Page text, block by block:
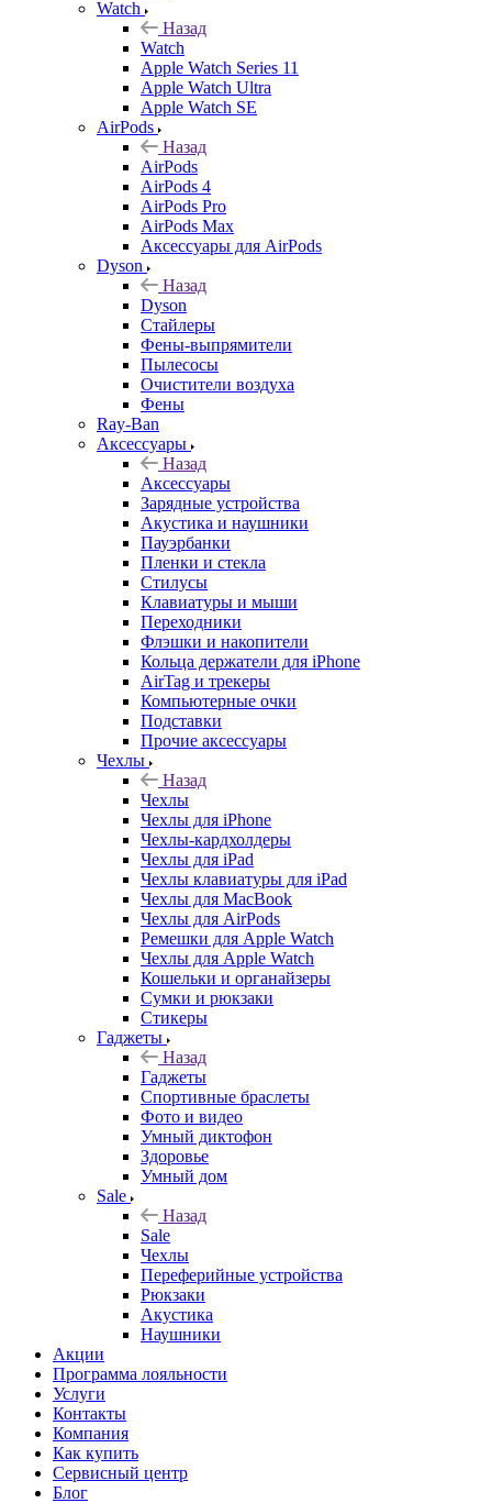
Watch
Назад
Watch
Apple Watch Series 11
Apple Watch Ultra
Apple Watch SE
AirPods
Назад
AirPods
AirPods 4
AirPods Pro
AirPods Max
Аксессуары для AirPods
Dyson
Назад
Dyson
Стайлеры
Фены-выпрямители
Пылесосы
Очистители воздуха
Фены
Ray-Ban
Аксессуары
Назад
Аксессуары
Зарядные устройства
Акустика и наушники
Пауэрбанки
Пленки и стекла
Стилусы
Клавиатуры и мыши
Переходники
Флэшки и накопители
Кольца держатели для iPhone
AirTag и трекеры
Компьютерные очки
Подставки
Прочие аксессуары
Чехлы
Назад
Чехлы
Чехлы для iPhone
Чехлы-кардхолдеры
Чехлы для iPad
Чехлы клавиатуры для iPad
Чехлы для MacBook
Чехлы для AirPods
Ремешки для Apple Watch
Чехлы для Apple Watch
Кошельки и органайзеры
Сумки и рюкзаки
Стикеры
Гаджеты
Назад
Гаджеты
Спортивные браслеты
Фото и видео
Умный диктофон
Здоровье
Умный дом
Sale
Назад
Sale
Чехлы
Переферийные устройства
Рюкзаки
Акустика
Наушники
Акции
Программа лояльности
Услуги
Контакты
Компания
Как купить
Сервисный центр
Блог